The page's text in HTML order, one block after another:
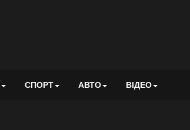
СПОРТ АВТО ВІДЕО